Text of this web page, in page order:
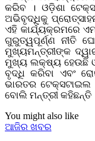
କରିବ । ଓଡ଼ିଶା
ଅଭିବୃଦ୍ଧିକୁ
ଏହି କାର୍ଯ୍ୟକ୍ରମରେ
ଗୁରୁତ୍ୱପୂର୍ଣ୍ଣ ନୀତି
ମୁଖ୍ୟମନ୍ତ୍ରୀଙ୍କ
ମୁଖ୍ୟ ଲକ୍ଷ୍ୟ ହେଉଛି
ବୃଦ୍ଧି କରିବା ଏବଂ
ଭାରତର
ବୋଲି ମନ୍ତ୍ରୀ କହିଛନ୍ତି
You might also like
ଆଜିର ଖବର